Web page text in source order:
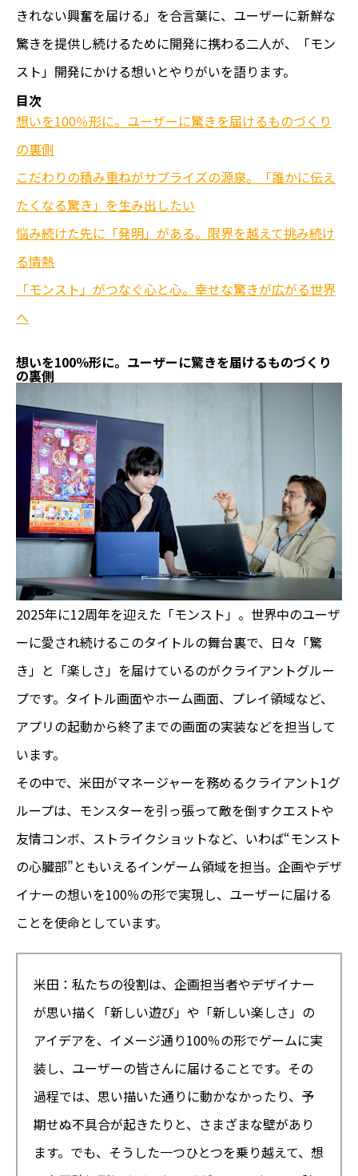
きれない興奮を届ける」を合言葉に、ユーザーに新鮮な
驚きを提供し続けるために開発に携わる二人が、「モン
スト」開発にかける想いとやりがいを語ります。
目次
想いを100％形に。ユーザーに驚きを届けるものづくり
の裏側
こだわりの積み重ねがサプライズの源泉。「誰かに伝え
たくなる驚き」を生み出したい
悩み続けた先に「発明」がある。限界を越えて挑み続け
る情熱
「モンスト」がつなぐ心と心。幸せな驚きが広がる世界
へ
想いを100％形に。ユーザーに驚きを届けるものづくり
の裏側
2025年に12周年を迎えた「モンスト」。世界中のユーザ
ーに愛され続けるこのタイトルの舞台裏で、日々「驚
き」と「楽しさ」を届けているのがクライアントグルー
プです。タイトル画面やホーム画面、プレイ領域など、
アプリの起動から終了までの画面の実装などを担当して
います。
その中で、米田がマネージャーを務めるクライアント1グ
ループは、モンスターを引っ張って敵を倒すクエストや
友情コンボ、ストライクショットなど、いわば“モンスト
の心臓部”ともいえるインゲーム領域を担当。企画やデザ
イナーの想いを100％の形で実現し、ユーザーに届ける
ことを使命としています。
米田：私たちの役割は、企画担当者やデザイナー
が思い描く「新しい遊び」や「新しい楽しさ」の
アイデアを、イメージ通り100％の形でゲームに実
装し、ユーザーの皆さんに届けることです。その
過程では、思い描いた通りに動かなかったり、予
期せぬ不具合が起きたりと、さまざまな壁があり
ます。でも、そうした一つひとつを乗り越えて、想